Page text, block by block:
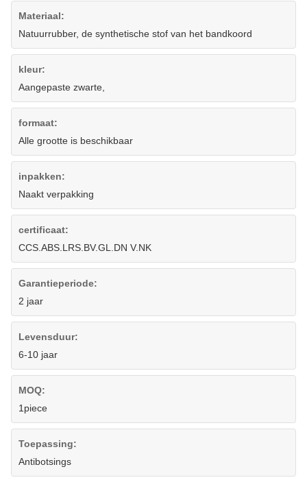
Materiaal:
Natuurrubber, de synthetische stof van het bandkoord
kleur:
Aangepaste zwarte,
formaat:
Alle grootte is beschikbaar
inpakken:
Naakt verpakking
certificaat:
CCS.ABS.LRS.BV.GL.DN V.NK
Garantieperiode:
2 jaar
Levensduur:
6-10 jaar
MOQ:
1piece
Toepassing:
Antibotsings